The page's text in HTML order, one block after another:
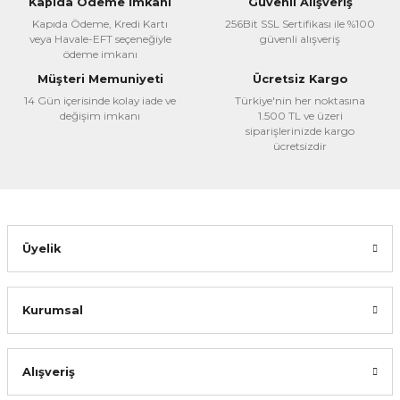
Ürün açıklamasında eksik bilgiler bulunuyor.
Ürün bilgilerinde hatalar bulunuyor.
Kapıda Ödeme, Kredi Kartı
veya Havale-EFT seçeneğiyle
ödeme imkanı
256Bit SSL Sertifikası ile %100
güvenli alışveriş
Müşteri Memuniyeti
14 Gün içerisinde kolay iade ve
değişim imkanı
Ücretsiz Kargo
Türkiye'nin her noktasına
1.500 TL ve üzeri
siparişlerinizde kargo
ücretsizdir
Üyelik
Kurumsal
Alışveriş